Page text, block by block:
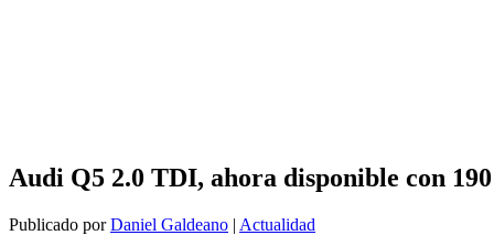
Audi Q5 2.0 TDI, ahora disponible con
Publicado porDaniel Galdeano | Actualidad